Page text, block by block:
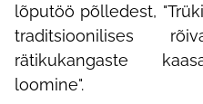
lõputöö põlledest, "
traditsioonilises
rätikukangaste
loomine".